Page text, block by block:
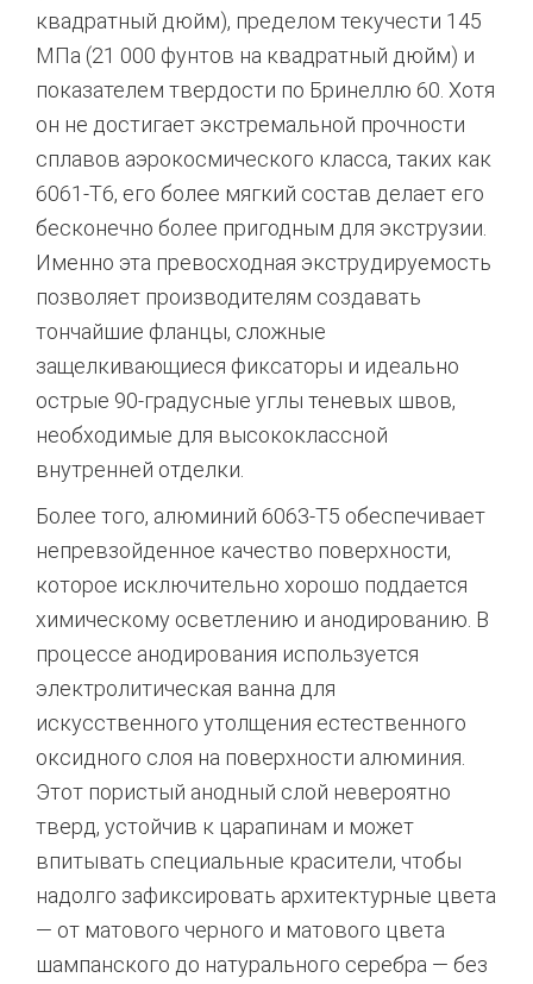
квадратный дюйм), пределом текучести 145
МПа (21 000 фунтов на квадратный дюйм) и
показателем твердости по Бринеллю 60. Хотя
он не достигает экстремальной прочности
сплавов аэрокосмического класса, таких как
6061-T6, его более мягкий состав делает его
бесконечно более пригодным для экструзии.
Именно эта превосходная экструдируемость
позволяет производителям создавать
тончайшие фланцы, сложные
защелкивающиеся фиксаторы и идеально
острые 90-градусные углы теневых швов,
необходимые для высококлассной
внутренней отделки.
Более того, алюминий 6063-T5 обеспечивает
непревзойденное качество поверхности,
которое исключительно хорошо поддается
химическому осветлению и анодированию. В
процессе анодирования используется
электролитическая ванна для
искусственного утолщения естественного
оксидного слоя на поверхности алюминия.
Этот пористый анодный слой невероятно
тверд, устойчив к царапинам и может
впитывать специальные красители, чтобы
надолго зафиксировать архитектурные цвета
— от матового черного и матового цвета
шампанского до натурального серебра — без